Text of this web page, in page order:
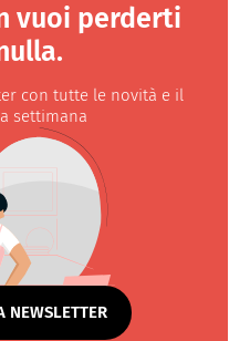
vuoi perderti
con tutte le novità e il
settimana
NEWSLETTER